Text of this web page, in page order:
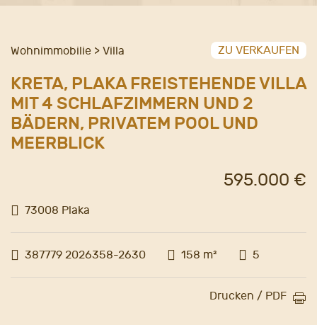
Wohnimmobilie > Villa ZU VERKAUFEN
KRETA, PLAKA FREISTEHENDE VILLA
MIT 4 SCHLAFZIMMERN UND 2
BÄDERN, PRIVATEM POOL UND
MEERBLICK
73008 Plaka
595.000 €
387779 2026358-2630 158 m² 5
Drucken / PDF